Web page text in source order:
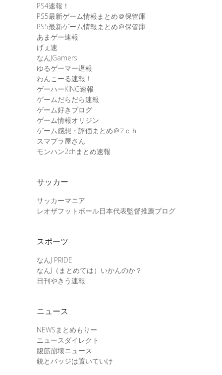
PS4速報！
PS5最新ゲーム情報まとめ＠保管庫
PS5最新ゲーム情報まとめ＠保管庫
あまゲー速報
げぇ速
なんJGamers
ゆるゲーマー遅報
わんこーる速報！
ゲーハーKING速報
ゲームだらだら速報
ゲーム好きブログ
ゲーム情報オリジン
ゲーム感想・評価まとめ＠2ｃｈ
スマブラ屋さん
モンハン2chまとめ速報
サッカー
サッカーマニア
レオザフットボール日本代表監督推薦ブログ
スポーツ
なんJ PRIDE
なんJ（まとめては）いかんのか？
日刊やきう速報
ニュース
NEWSまとめもりー
ニュースダイレクト
腹筋崩壊ニュース
銃とバッジは置いていけ